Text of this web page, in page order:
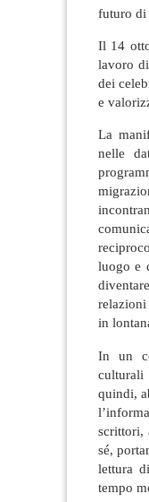
futuro di
Il 14
lavoro
dei
e
La
nelle
luogo e
in
In un
culturali
quindi,
scrittori,
sé,
lettura
tempo